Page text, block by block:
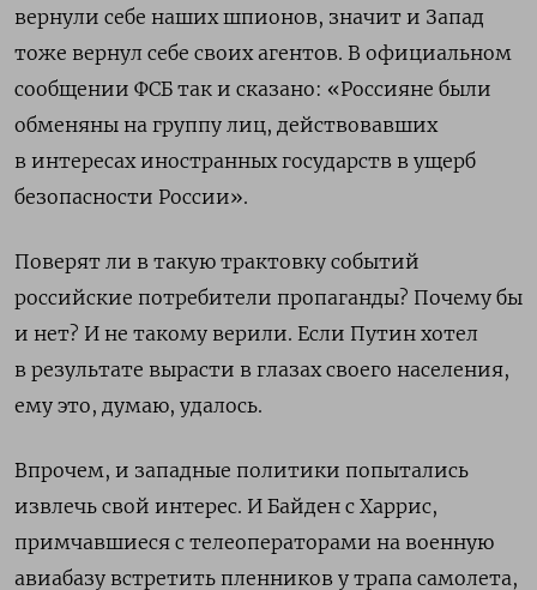
вернули себе наших шпионов, значит и Запад
тоже вернул себе своих агентов. В официальном
сообщении ФСБ так и сказано: «Россияне были
обменяны на группу лиц, действовавших
в интересах иностранных государств в ущерб
безопасности России».
Поверят ли в такую трактовку событий
российские потребители пропаганды? Почему бы
и нет? И не такому верили. Если Путин хотел
в результате вырасти в глазах своего населения,
ему это, думаю, удалось.
Впрочем, и западные политики попытались
извлечь свой интерес. И Байден с Харрис,
примчавшиеся с телеоператорами на военную
авиабазу встретить пленников у трапа самолета,